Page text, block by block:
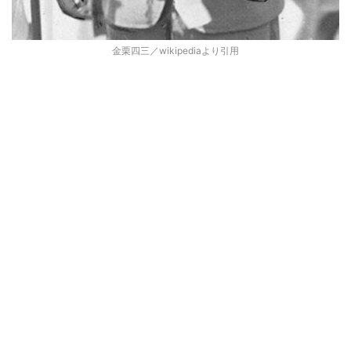
金栗四三／wikipediaより引用